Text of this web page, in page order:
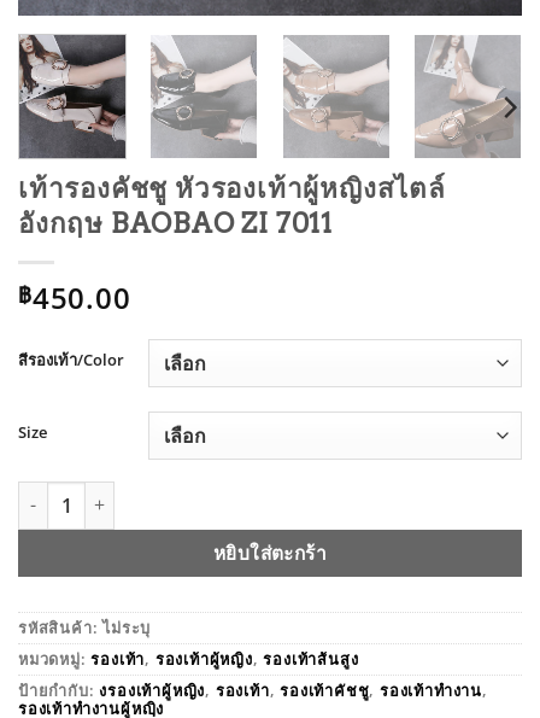
เท้ารองคัชชู หัวรองเท้าผู้หญิงสไตล์
อังกฤษ BAOBAO ZI 7011
฿450.00
สีรองเท้า/Color
Size
จำนวน เท้ารองคัชชู หัวรองเท้าผู้หญิงสไตล์อังกฤษ BAOBAO ZI
หยิบใส่ตะกร้า
รหัสสินค้า:ไม่ระบุ
หมวดหมู่:รองเท้า, รองเท้าผู้หญิง,รองเท้าส้นสูง
ป้ายกำกับ: งรองเท้าผู้หญิง, รองเท้า,รองเท้าคัชชู,รองเท้าทำงาน,
รองเท้าทำงานผู้หญฺิง